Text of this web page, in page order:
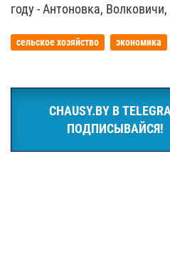
году - Антоновка,
сельское хозяйство экономика
CHAUSY.BY В
ПОДПИСЫВАЙСЯ!